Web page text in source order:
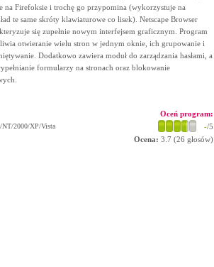
na Firefoksie i trochę go przypomina (wykorzystuje na
te same skróty klawiaturowe co lisek). Netscape Browser
się zupełnie nowym interfejsem graficznym. Program
otwieranie wielu stron w jednym oknie, ich grupowanie i
Dodatkowo zawiera moduł do zarządzania hasłami, a
formularzy na stronach oraz blokowanie
2000/XP/Vista
Oceń program:
-/5
Ocena: 3.7 (26 głosów)